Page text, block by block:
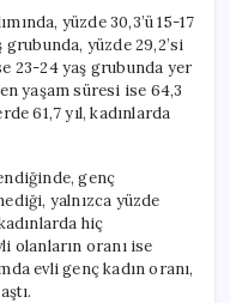
yüzde 30,3’ü 15-17
grubunda, yüzde 29,2’si
23-24 yaş grubunda yer
yaşam süresi ise 64,3
61,7 yıl, kadınlarda
genç
yalnızca yüzde
hiç
olanların oranı ise
evli genç kadın oranı,